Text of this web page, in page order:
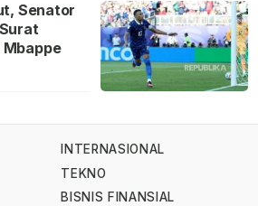
Senator
INTERNASIONAL
TEKNO
BISNIS FINANSIAL